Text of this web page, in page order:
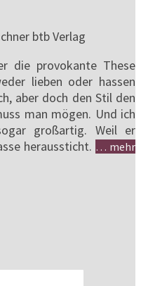
die provokante These
lieben oder hassen
aber doch den Stil den
man mögen. Und ich
großartig. Weil er
heraussticht. … mehr